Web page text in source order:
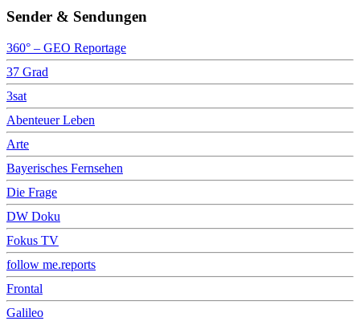
Sender & Sendungen
360° – GEO Reportage
37 Grad
3sat
Abenteuer Leben
Arte
Bayerisches Fernsehen
Die Frage
DW Doku
Fokus TV
follow me.reports
Frontal
Galileo